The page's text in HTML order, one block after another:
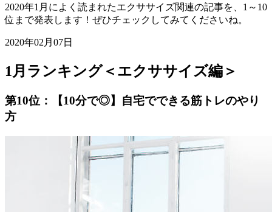
2020年1月によく読まれたエクササイズ関連の記事を、1～10
位まで発表します！ぜひチェックしてみてくださいね。
2020年02月07日
1月ランキング＜エクササイズ編＞
第10位：【10分で◎】自宅でできる筋トレのやり
方